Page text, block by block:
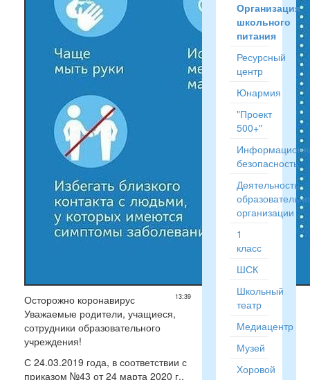
13:39
Осторожно коронавирус
Уважаемые родители, учащиеся,
сотрудники образовательного
учреждения!
С 24.03.2019 года, в соответствии с
приказом №43 от 24 марта 2020 г.,
Организация
школьного
питания
Ресурсный
центр
Юнармия
"Проект
500+"
безопасность
Деятельность
организации
1
класс
ШСК
Школьный
театр
Медиацентр
Музей
Хоровой